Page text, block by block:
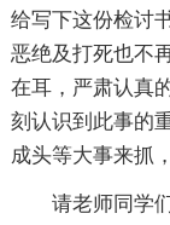
给写下这份检讨
恶绝及打死也不
在耳，严肃认真
刻认识到此事的
成头等大事来抓
请老师同学